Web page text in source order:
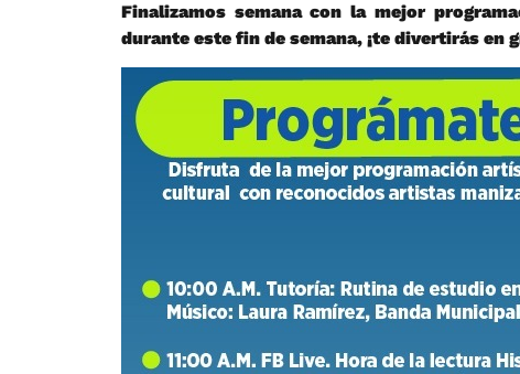
Finalizamos semana con la mejor
durante este fin de semana, ¡te divertirás en